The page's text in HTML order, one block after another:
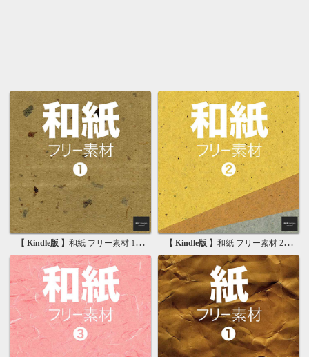
【 Kindle版 】 和紙 フリー素材 1 無料で使える写真素材集 【 Kindle版 】 和紙 フリー素材 2 無料で使える画像素材集